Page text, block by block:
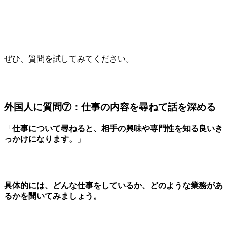
ぜひ、質問を試してみてください。
外国人に質問⑦：仕事の内容を尋ねて話を深める
「 仕事について尋ねると、相手の興味や専門性を知る良いき
っかけになります。
」
具体的には、どんな仕事をしているか、どのような業務があ
るかを聞いてみましょう。